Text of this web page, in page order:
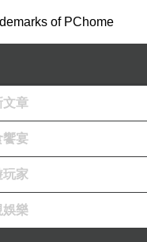
好
of PChome
文章
饗宴
玩家
娛樂